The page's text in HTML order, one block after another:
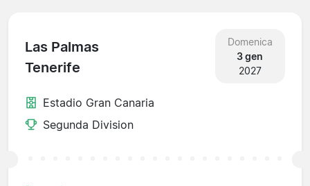
Las Palmas
Tenerife
Domenica
3 gen
2027
Estadio Gran Canaria
Segunda Division